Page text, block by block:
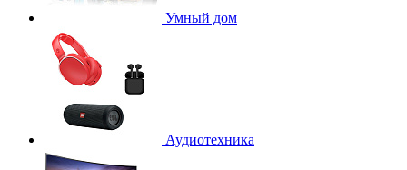
Умный дом
Аудиотехника